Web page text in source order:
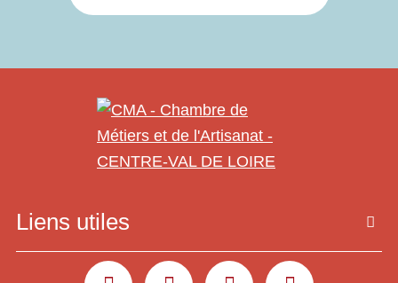
Liens utiles